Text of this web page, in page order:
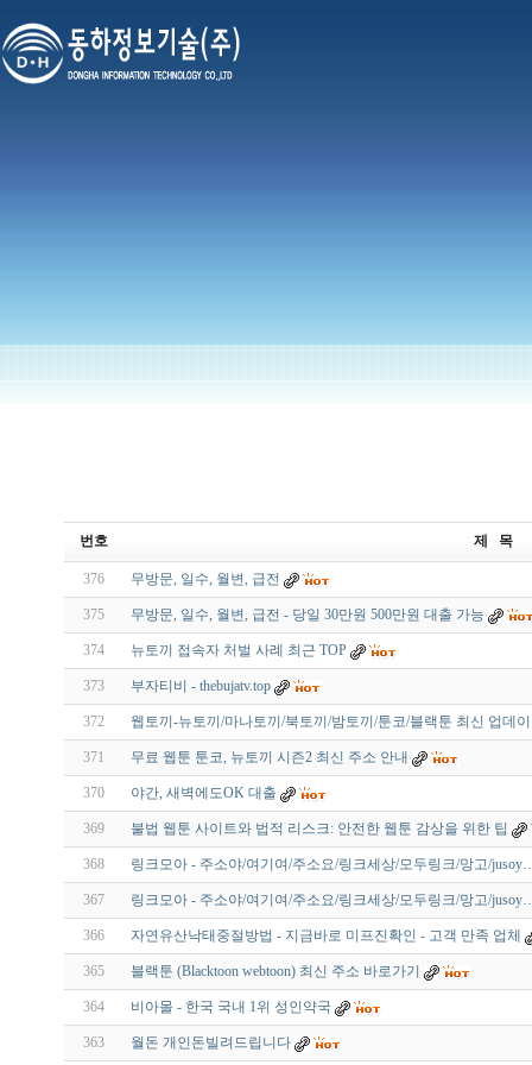
번호 제 목
376 무방문, 일수, 월변, 급전
375 무방문, 일수, 월변, 급전 - 당일 30만원 500만원 대출 가능
374 뉴토끼 접속자 처벌 사례 최근 TOP
373 부자티비 - thebujatv.top
372 웹토끼-뉴토끼/마나토끼/북토끼/밤토끼/툰코/블랙툰 최신 업데
371 무료 웹툰 툰코, 뉴토끼 시즌2 최신 주소 안내
370 야간, 새벽에도OK 대출
369 불법 웹툰 사이트와 법적 리스크: 안전한 웹툰 감상을 위한 팁
368 링크모아 - 주소야/여기여/주소요/링크세상/모두링크/망고/
367 링크모아 - 주소야/여기여/주소요/링크세상/모두링크/망고/
366 자연유산낙태중절방법 - 지금바로 미프진확인 - 고객 만족 업체
365 블랙툰 (Blacktoon webtoon) 최신 주소 바로가기
364 비아몰 - 한국 국내 1위 성인약국
363 월돈 개인돈빌려드립니다